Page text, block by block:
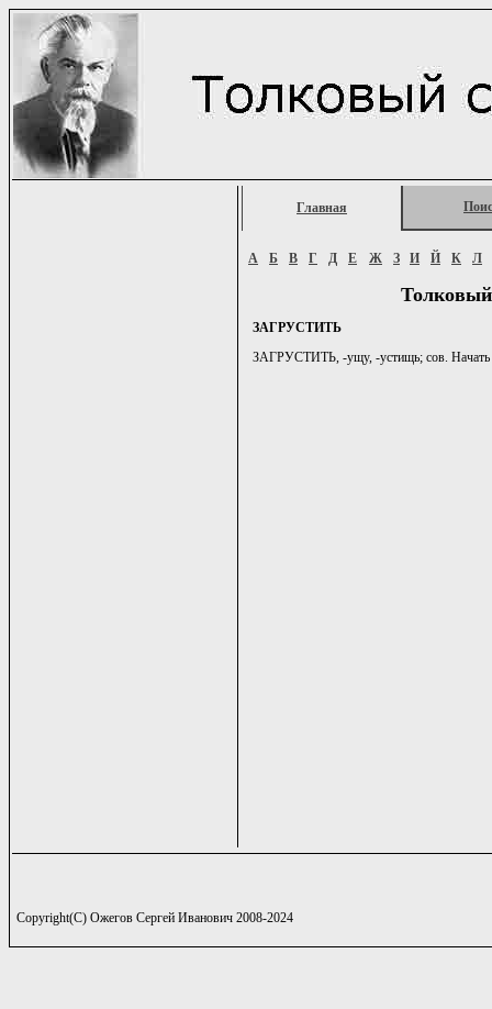
Главная
А Б В Г Д Е Ж З И Й К Л
ЗАГРУСТИТЬ
ЗАГРУСТИТЬ, -ущу, -устищь; сов. Начать
Copyright(C) Ожегов Сергей Иванович 2008-2024